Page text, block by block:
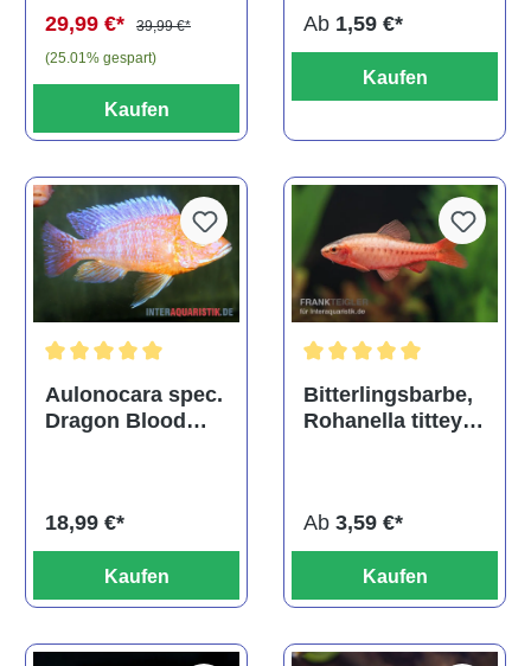
29,99 €*
39,99 €*
(25.01% gespart)
Kaufen
Ab 1,59 €*
Kaufen
Aulonocara spec.
Dragon Blood
18,99 €*
Kaufen
Bitterlingsbarbe,
Rohanella titteya,
Ab 3,59 €*
Kaufen